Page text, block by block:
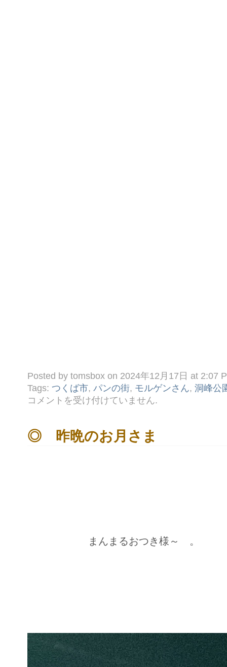
Posted by tomsbox on 2024年12月17日 at 2:07
Tags: つくば市, パンの街, モルゲンさん, 洞峰公
◆
行
コメントを受け付けていません.
◎ 昨晩のお月さま
まんまるおつき様～ 。